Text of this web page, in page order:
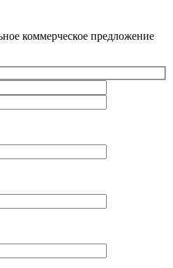
коммерческое предложение